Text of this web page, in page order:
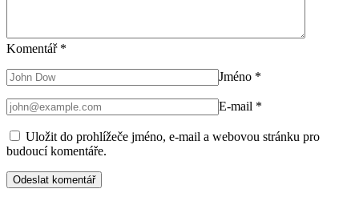
Komentář *
Jméno *
E-mail *
Uložit do prohlížeče jméno, e-mail a webovou stránku pro
budoucí komentáře.